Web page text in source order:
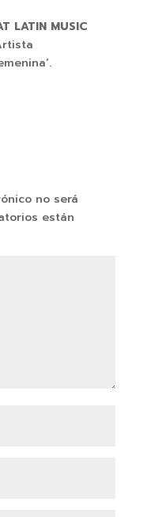
LATIN MUSIC
no será
están